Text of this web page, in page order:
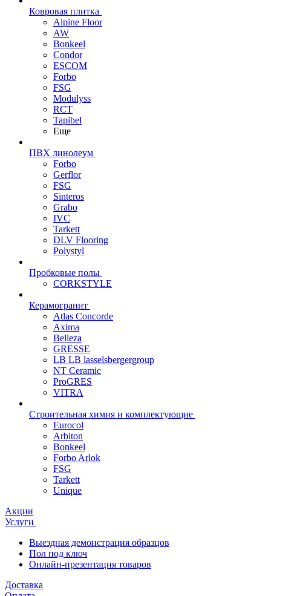
Ковровая плитка
Alpine Floor
AW
Bonkeel
Condor
ESCOM
Forbo
FSG
Modulyss
RCT
Tapibel
Еще
ПВХ линолеум
Forbo
Gerflor
FSG
Sinteros
Grabo
IVC
Tarkett
DLV Flooring
Polystyl
Пробковые полы
CORKSTYLE
Керамогранит
Atlas Concorde
Axima
Belleza
GRESSE
LB LB lasselsbergergroup
NT Ceramic
ProGRES
VITRA
Строительная химия и комплектующие
Eurocol
Arbiton
Bonkeel
Forbo Arlok
FSG
Tarkett
Unique
Акции
Услуги
Выездная демонстрация образцов
Пол под ключ
Онлайн-презентация товаров
Доставка